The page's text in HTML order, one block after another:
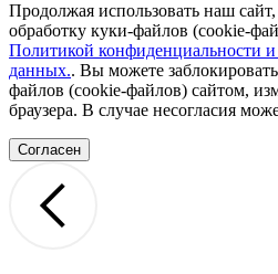
Продолжая использовать наш
обработку куки-файлов (cookie-
Политикой конфиденциальности
данных.. Вы можете
файлов (cookie-файлов) сайтом,
браузера. В случае несогласия
Согласен